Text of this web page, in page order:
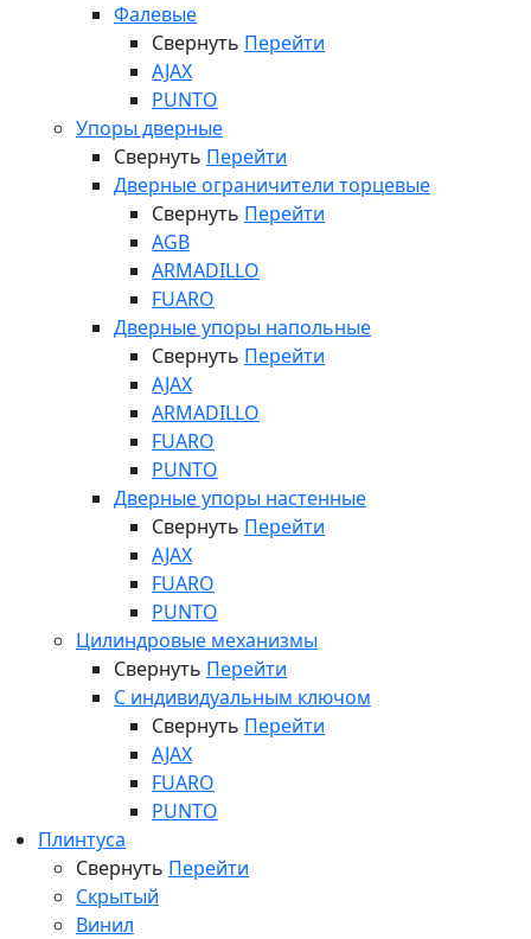
Фалевые
Свернуть Перейти
AJAX
PUNTO
Упоры дверные
Свернуть Перейти
Дверные ограничители торцевые
Свернуть Перейти
AGB
ARMADILLO
FUARO
Дверные упоры напольные
Свернуть Перейти
AJAX
ARMADILLO
FUARO
PUNTO
Дверные упоры настенные
Свернуть Перейти
AJAX
FUARO
PUNTO
Цилиндровые механизмы
Свернуть Перейти
С индивидуальным ключом
Свернуть Перейти
AJAX
FUARO
PUNTO
Плинтуса
Свернуть Перейти
Скрытый
Винил